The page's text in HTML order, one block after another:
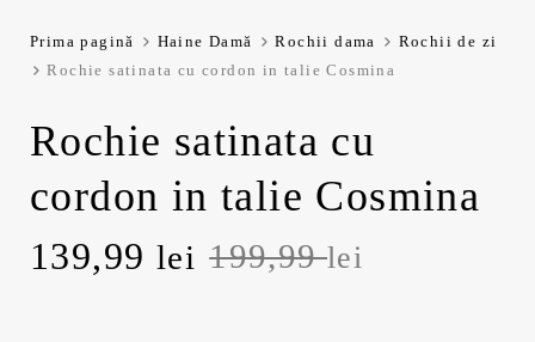
Prima pagină Haine Damă Rochii dama
Rochii de zi
Rochie satinata cu cordon in talie Cosmina
Rochie satinata cu
cordon in talie Cosmina
199,99lei
P
139,99 lei
P